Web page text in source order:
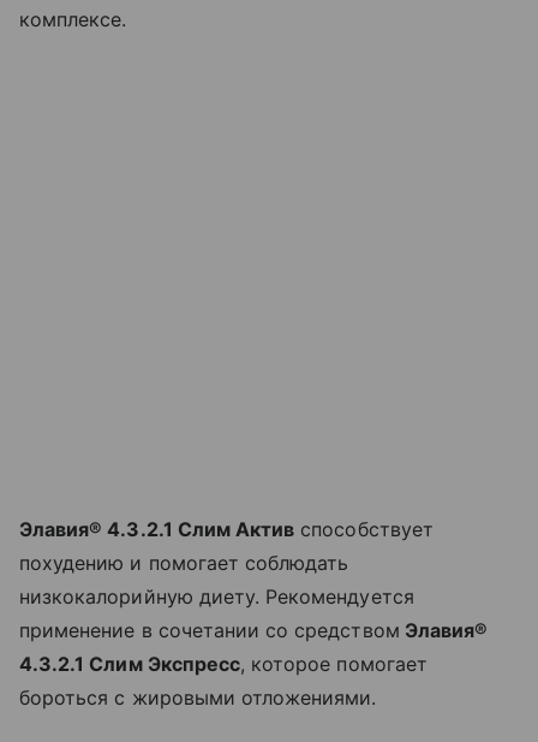
комплексе.
Элавия® 4.3.2.1 Слим Актив способствует
похудению и помогает соблюдать
низкокалорийную диету. Рекомендуется
применение в сочетании со средством Элавия®
4.3.2.1 Слим Экспресс, которое помогает
бороться с жировыми отложениями.